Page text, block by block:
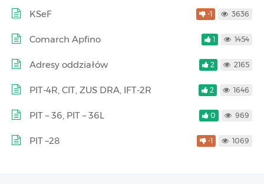
KSeF -1 3636
Comarch Apfino 1 1454
Adresy oddziałów 2 2165
PIT-4R, CIT, ZUS DRA, IFT-2R 2 1646
PIT – 36, PIT – 36L 0 969
PIT –28 -1 1069